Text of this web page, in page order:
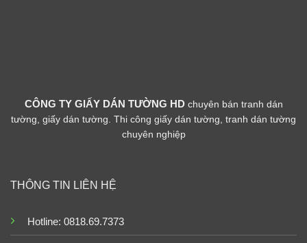
CÔNG TY GIẤY DÁN TƯỜNG HD chuyên bán tranh dán
tường, giấy dán tường. Thi công giấy dán tường, tranh dán tường
chuyên nghiệp
THÔNG TIN LIÊN HỆ
Hotline: 0818.69.7373